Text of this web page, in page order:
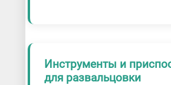
Инструменты и
для развальцовки